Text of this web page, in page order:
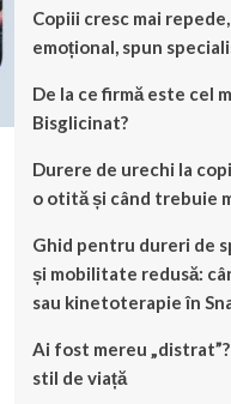
Copiii cresc mai
emoțional, spun
De la ce firmă este cel
Bisglicinat?
Durere de urechi la
o otită și când trebuie
Ghid pentru dureri de
și mobilitate redusă:
sau kinetoterapie în
Ai fost mereu
stil de viață